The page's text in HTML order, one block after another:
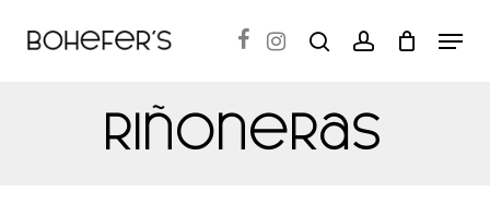
search accountMenu
Riñoneras